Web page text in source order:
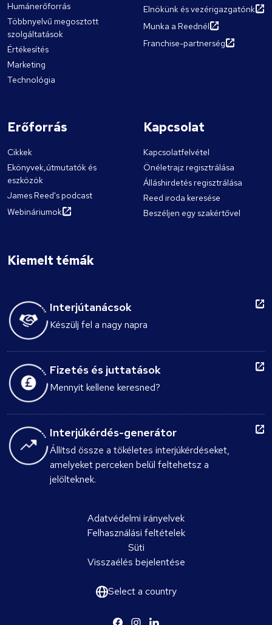
Humánerőforrás
Többnyelvű megosztott
szolgáltatások
Értékesítés
Marketing
Technológia
Elnökünk és vezérigazgatónk
Munka a Reednél
Franchise-partnerség
Erőforrás
Cikkek
Ekönyvek,útmutatók és
eszközök
James Reed's podcast
Webináriumok
Kapcsolat
Kapcsolatfelvétel
Önéletrajz regisztrálása
Álláshirdetés regisztrálása
Reed iroda keresése
Beszéljen egy szakértővel
Kiemelt témák
Interjútanácsok
Készülj fel a nagy napra
Fizetés és juttatások
Mennyit kellene keresned?
Interjúkérdés-generátor
Állítsd össze a tökéletes interjúkérdéseket,
amelyeket perceken belül feltehetsz a
jelölteknek.
Adatvédelmi irányelvek
Felhasználási feltételek
Süti
Visszaélés bejelentése
Select a country